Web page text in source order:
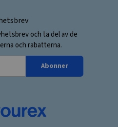
och ta del av de
och rabatterna.
Abonner